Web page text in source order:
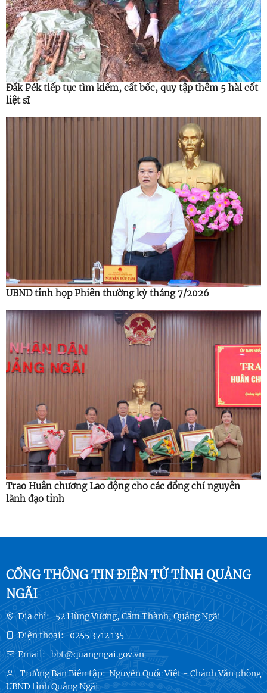
Đăk Pék tiếp tục tìm kiếm, cất bốc, quy tập thêm 5 hài cốt
liệt sĩ
UBND tỉnh họp Phiên thường kỳ tháng 7/2026
Trao Huân chương Lao động cho các đồng chí nguyên
lãnh đạo tỉnh
CỔNG THÔNG TIN ĐIỆN TỬ TỈNH QUẢNG
NGÃI
Địa chỉ:
52 Hùng Vương, Cẩm Thành, Quảng Ngãi
Điện thoại: 0255 3712 135
Email: bbt@quangngai.gov.vn
Trưởng Ban Biên tập:Nguyễn Quốc Việt - Chánh Văn phòng
UBND tỉnh Quảng Ngãi